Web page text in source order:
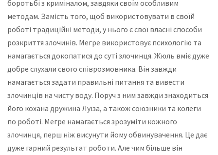
боротьбі з криміналом, завдяки своїм особливим
методам. Замість того, щоб використовувати в своїй
роботі традиційні методи, у нього є свої власні способи
розкриття злочинів. Мегре використовує психологію та
намагається докопатися до суті злочинця. Жюль вміє дуже
добре слухали свого співрозмовника. Він завжди
намагається задати правильні питання та вивести
злочинців на чисту воду. Поруч з ним завжди знаходиться
його кохана дружина Луїза, а також союзники та колеги
по роботі. Мегре намагається зрозуміти кожного
злочинця, перш ніж висунути йому обвинувачення. Це дає
дуже гарний результат роботи. Але чим більше він